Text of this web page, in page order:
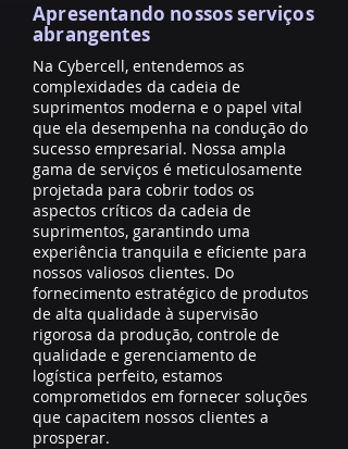
Apresentando nossos serviços
abrangentes
Na Cybercell, entendemos as
complexidades da cadeia de
suprimentos moderna e o papel vital
que ela desempenha na condução do
sucesso empresarial. Nossa ampla
gama de serviços é meticulosamente
projetada para cobrir todos os
aspectos críticos da cadeia de
suprimentos, garantindo uma
experiência tranquila e eficiente para
nossos valiosos clientes. Do
fornecimento estratégico de produtos
de alta qualidade à supervisão
rigorosa da produção, controle de
qualidade e gerenciamento de
logística perfeito, estamos
comprometidos em fornecer soluções
que capacitem nossos clientes a
prosperar.